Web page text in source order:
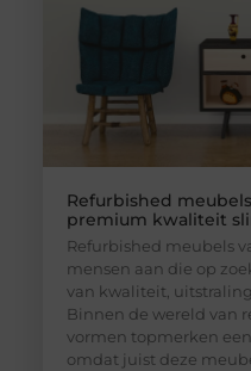
Refurbished
premium kwaliteit
Refurbished meubels
mensen aan die op
van kwaliteit,
Binnen de wereld van
vormen topmerken
omdat juist deze